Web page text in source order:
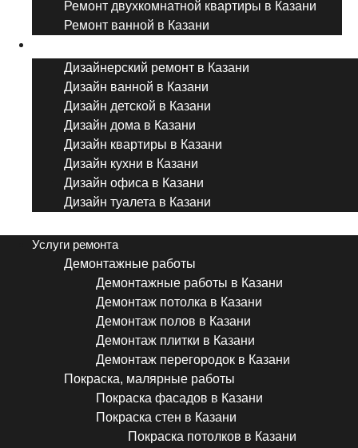
Ремонт двухкомнатной квартиры в Казани
Ремонт ванной в Казани
Дизайнерский ремонт в Казани
Дизайн ванной в Казани
Дизайн детской в Казани
Дизайн дома в Казани
Дизайн квартиры в Казани
Дизайн кухни в Казани
Дизайн офиса в Казани
Дизайн туалета в Казани
Услуги ремонта
Демонтажные работы
Демонтажные работы в Казани
Демонтаж потолка в Казани
Демонтаж полов в Казани
Демонтаж плитки в Казани
Демонтаж перегородок в Казани
Покраска, малярные работы
Покраска фасадов в Казани
Покраска стен в Казани
Покраска потолков в Казани